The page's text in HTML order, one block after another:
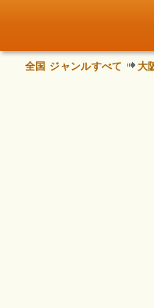
全国 ジャンルすべて 大